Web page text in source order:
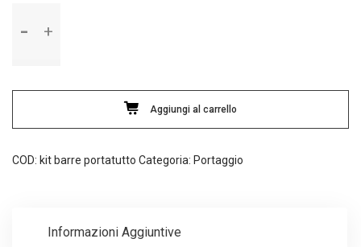
barre
Prorack
quantità
Aggiungi al carrello
COD: kit barre portatutto Categoria: Portaggio
Informazioni Aggiuntive